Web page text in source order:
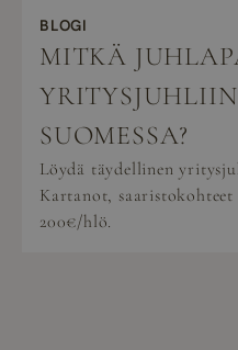
BLOGI
MITKÄ
SUOMESSA?
Löydä täydellinen
Kartanot,
200€/hlö.